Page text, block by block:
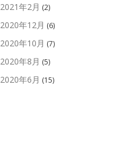
2021年2月 (2)
2020年12月 (6)
2020年10月 (7)
2020年8月 (5)
2020年6月 (15)